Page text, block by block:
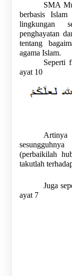
SMA
berbasis
lingkungan
penghayatan
tentang
agama Islam.
Seperti
ayat 10
(perbaikilah
takutlah
Juga
ayat 7